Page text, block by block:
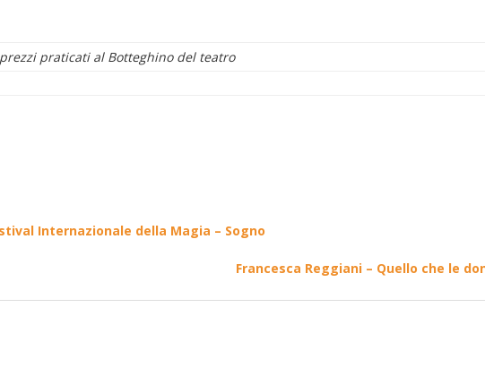
praticati al Botteghino del teatro
Internazionale della Magia – Sogno
Francesca Reggiani – Quello che le